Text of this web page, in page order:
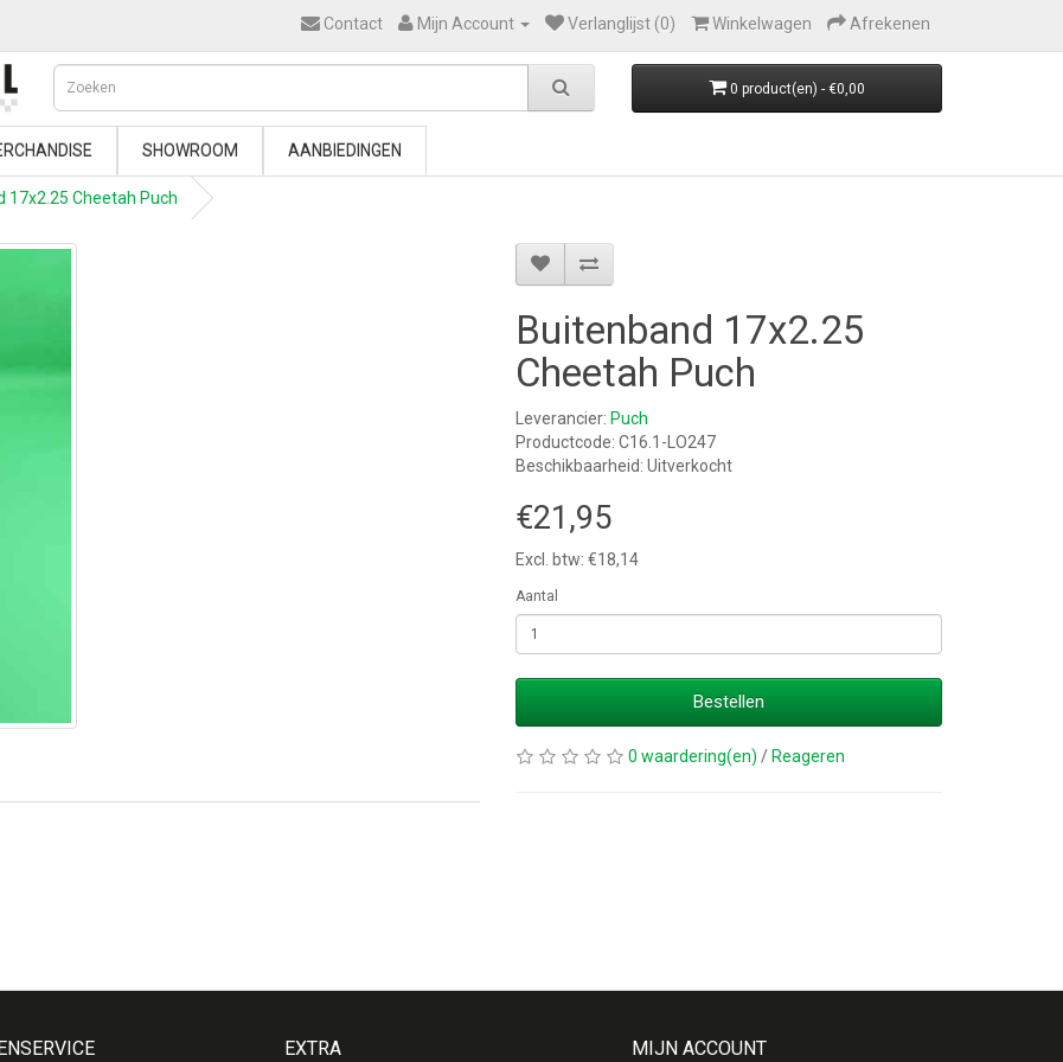
Contact Mijn Account Verlanglijst (0) Winkelwagen Afrekenen
0 product(en) - €0,00
SHOWROOM AANBIEDINGEN
17x2.25 Cheetah Puch
Buitenband 17x2.25
Cheetah Puch
Leverancier: Puch
Productcode: C16.1-LO247
Beschikbaarheid: Uitverkocht
€21,95
Excl. btw: €18,14
Aantal
Bestellen
0 waardering(en) / Reageren
EXTRA MIJN ACCOUNT